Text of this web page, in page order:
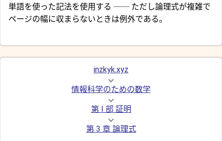
単語を使った記法を使用する ── ただし論理式が複雑で
ページの幅に収まらないときは例外である。
inzkyk.xyz
情報科学のための数学
第 I 部 証明
第 3 章 論理式